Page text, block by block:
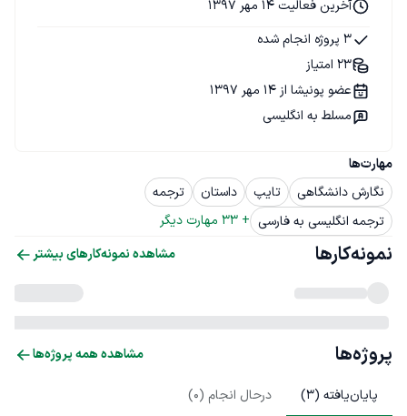
مهارت‌ها
نگارش دانشگاهی
تایپ داستان
ترجمه
ترجمه انگلیسی به فارسی +
33 مهارت دیگر
آخرین فعالیت 14 مهر 1397
3 پروژه انجام شده
23 امتیاز
عضو پونیشا از 14 مهر 1397
مسلط به انگلیسی
نمونه‌کارها مشاهده نمونه‌کارهای بیشتر
پروژه‌ها مشاهده همه پروژه‌ها
پایان‌یافته (3
) درحال انجام (0
)